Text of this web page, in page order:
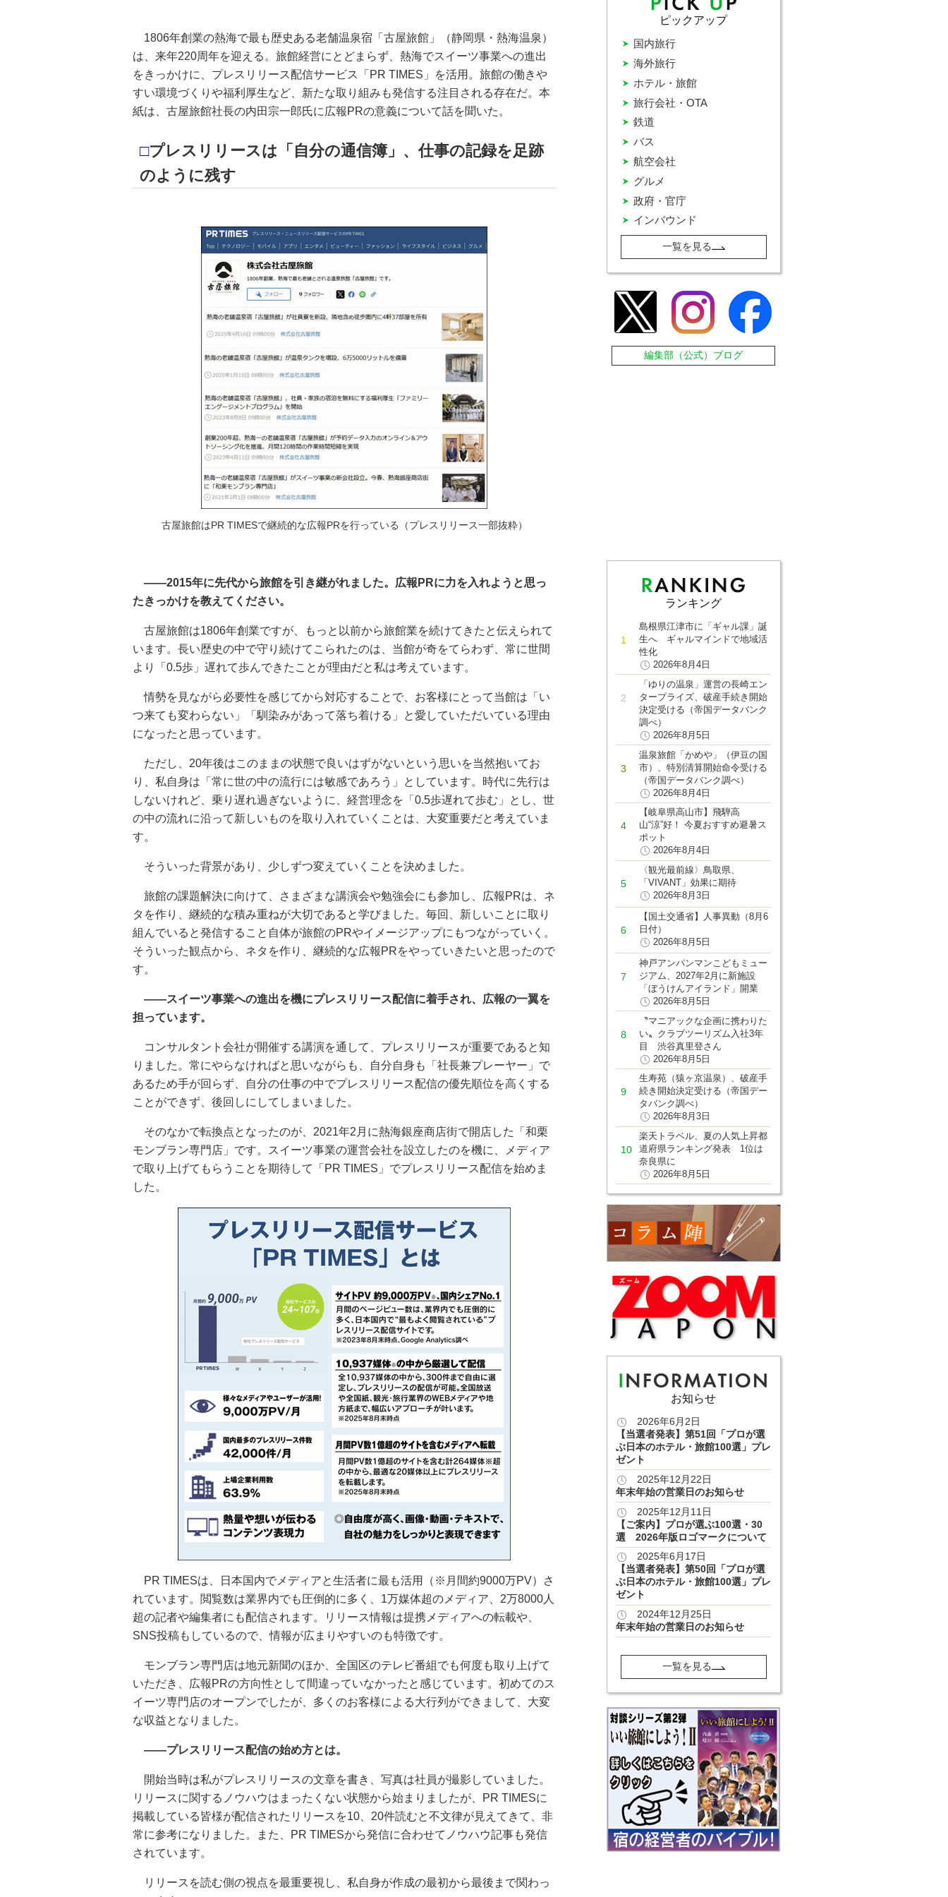
1806年創業の熱海で最も歴史ある老舗温泉宿「古屋旅館」（静岡県・熱海温泉）
は、来年220周年を迎える。旅館経営にとどまらず、熱海でスイーツ事業への進出
をきっかけに、プレスリリース配信サービス「PR TIMES」を活用。旅館の働きや
すい環境づくりや福利厚生など、新たな取り組みも発信する注目される存在だ。本
紙は、古屋旅館社長の内田宗一郎氏に広報PRの意義について話を聞いた。
□プレスリリースは「自分の通信簿」、仕事の記録を足跡
のように残す
古屋旅館はPR TIMESで継続的な広報PRを行っている（プレスリリース一部抜粋）
――2015年に先代から旅館を引き継がれました。広報PRに力を入れようと思っ
たきっかけを教えてください。
古屋旅館は1806年創業ですが、もっと以前から旅館業を続けてきたと伝えられて
います。長い歴史の中で守り続けてこられたのは、当館が奇をてらわず、常に世間
より「0.5歩」遅れて歩んできたことが理由だと私は考えています。
情勢を見ながら必要性を感じてから対応することで、お客様にとって当館は「い
つ来ても変わらない」「馴染みがあって落ち着ける」と愛していただいている理由
になったと思っています。
ただし、20年後はこのままの状態で良いはずがないという思いを当然抱いてお
り、私自身は「常に世の中の流行には敏感であろう」としています。時代に先行は
しないけれど、乗り遅れ過ぎないように、経営理念を「0.5歩遅れて歩む」とし、世
の中の流れに沿って新しいものを取り入れていくことは、大変重要だと考えていま
す。
そういった背景があり、少しずつ変えていくことを決めました。
旅館の課題解決に向けて、さまざまな講演会や勉強会にも参加し、広報PRは、ネ
タを作り、継続的な積み重ねが大切であると学びました。毎回、新しいことに取り
組んでいると発信すること自体が旅館のPRやイメージアップにもつながっていく。
そういった観点から、ネタを作り、継続的な広報PRをやっていきたいと思ったので
す。
――スイーツ事業への進出を機にプレスリリース配信に着手され、広報の一翼を
担っています。
コンサルタント会社が開催する講演を通して、プレスリリースが重要であると知
りました。常にやらなければと思いながらも、自分自身も「社長兼プレーヤー」で
あるため手が回らず、自分の仕事の中でプレスリリース配信の優先順位を高くする
ことができず、後回しにしてしまいました。
そのなかで転換点となったのが、2021年2月に熱海銀座商店街で開店した「和栗
モンブラン専門店」です。スイーツ事業の運営会社を設立したのを機に、メディア
で取り上げてもらうことを期待して「PR TIMES」でプレスリリース配信を始めま
した。
PR TIMESは、日本国内でメディアと生活者に最も活用（※月間約9000万PV）さ
れています。閲覧数は業界内でも圧倒的に多く、1万媒体超のメディア、2万8000人
超の記者や編集者にも配信されます。リリース情報は提携メディアへの転載や、
SNS投稿もしているので、情報が広まりやすいのも特徴です。
モンブラン専門店は地元新聞のほか、全国区のテレビ番組でも何度も取り上げて
いただき、広報PRの方向性として間違っていなかったと感じています。初めてのス
イーツ専門店のオープンでしたが、多くのお客様による大行列ができまして、大変
な収益となりました。
――プレスリリース配信の始め方とは。
開始当時は私がプレスリリースの文章を書き、写真は社員が撮影していました。
リリースに関するノウハウはまったくない状態から始まりましたが、PR TIMESに
掲載している皆様が配信されたリリースを10、20件読むと不文律が見えてきて、非
常に参考になりました。また、PR TIMESから発信に合わせてノウハウ記事も発信
されています。
リリースを読む側の視点を最重要視し、私自身が作成の最初から最後まで関わっ
ピックアップ
インバウンド
グルメ
バス
ホテル・旅館
国内旅行
政府・官庁
旅行会社・OTA
海外旅行
航空会社
鉄道
一覧を見る
編集部（公式）ブログ
ランキング
島根県江津市に「ギャル課」誕
生へ ギャルマインドで地域活
性化
2026年8月4日
「ゆりの温泉」運営の長崎エン
タープライズ、破産手続き開始
決定受ける（帝国データバンク
調べ）
2026年8月5日
温泉旅館「かめや」（伊豆の国
市）、特別清算開始命令受ける
（帝国データバンク調べ）
2026年8月4日
【岐阜県高山市】飛騨高
山“涼”好！ 今夏おすすめ避暑ス
ポット
2026年8月4日
〈観光最前線〉鳥取県、
「VIVANT」効果に期待
2026年8月3日
【国土交通省】人事異動（8月6
日付）
2026年8月5日
神戸アンパンマンこどもミュー
ジアム、2027年2月に新施設
「ぼうけんアイランド」開業
2026年8月5日
〝マニアックな企画に携わりた
い〟クラブツーリズム入社3年
目 渋谷真里登さん
2026年8月5日
生寿苑（猿ヶ京温泉）、破産手
続き開始決定受ける（帝国デー
タバンク調べ）
2026年8月3日
楽天トラベル、夏の人気上昇都
道府県ランキング発表 1位は
奈良県に
2026年8月5日
お知らせ
2026年6月2日
【当選者発表】第51回「プロが選
ぶ日本のホテル・旅館100選」プレ
ゼント
2025年12月22日
年末年始の営業日のお知らせ
2025年12月11日
【ご案内】プロが選ぶ100選・30
選 2026年版ロゴマークについて
2025年6月17日
【当選者発表】第50回「プロが選
ぶ日本のホテル・旅館100選」プレ
ゼント
2024年12月25日
年末年始の営業日のお知らせ
一覧を見る